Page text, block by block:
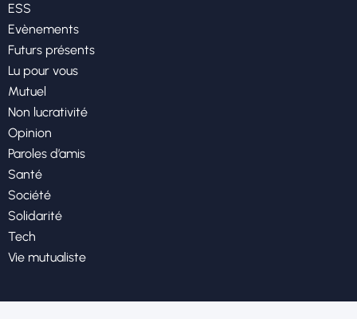
ESS
Evènements
Futurs présents
Lu pour vous
Mutuel
Non lucrativité
Opinion
Paroles d’amis
Santé
Société
Solidarité
Tech
Vie mutualiste